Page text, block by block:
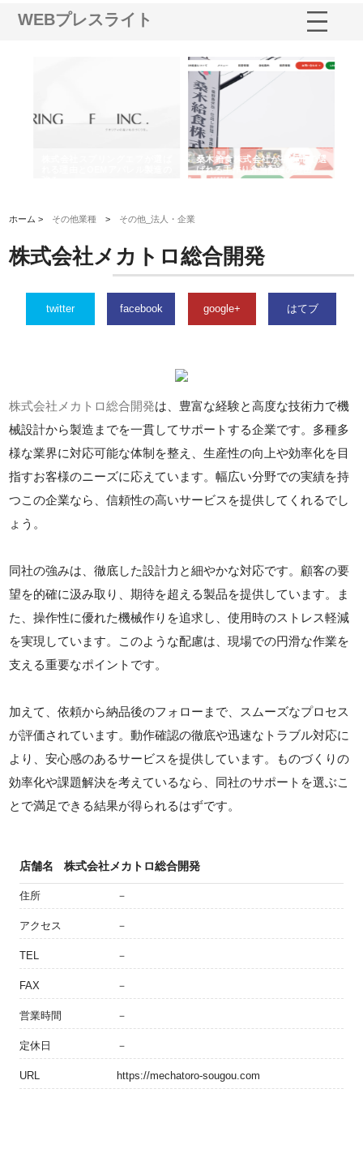
WEBプレスライト
桑木給食株式会社が福山市で選
ばれる手作り弁当配達の理由
ホーム > その他業種 > その他_法人・企業
株式会社メカトロ総合開発
twitter facebook google+ はてブ
株式会社メカトロ総合開発は、豊富な経験と高度な技術力で機
械設計から製造までを一貫してサポートする企業です。多種多
様な業界に対応可能な体制を整え、生産性の向上や効率化を目
指すお客様のニーズに応えています。幅広い分野での実績を持
つこの企業なら、信頼性の高いサービスを提供してくれるでし
ょう。
同社の強みは、徹底した設計力と細やかな対応です。顧客の要
望を的確に汲み取り、期待を超える製品を提供しています。ま
た、操作性に優れた機械作りを追求し、使用時のストレス軽減
を実現しています。このような配慮は、現場での円滑な作業を
支える重要なポイントです。
加えて、依頼から納品後のフォローまで、スムーズなプロセス
が評価されています。動作確認の徹底や迅速なトラブル対応に
より、安心感のあるサービスを提供しています。ものづくりの
効率化や課題解決を考えているなら、同社のサポートを選ぶこ
とで満足できる結果が得られるはずです。
店舗名 株式会社メカトロ総合開発
住所 －
アクセス －
TEL －
FAX －
営業時間 －
定休日 －
URL https://mechatoro-sougou.com